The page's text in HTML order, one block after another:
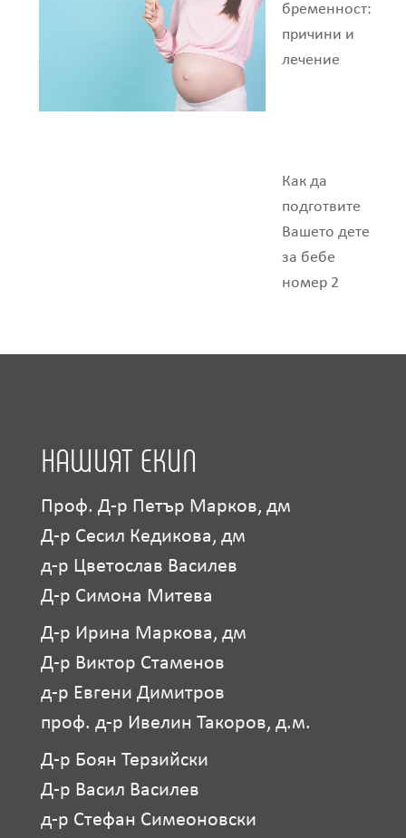
бременност:
причини и
лечение
Как да
подготвите
Вашето дете
за бебе
номер 2
НАШИЯТ ЕКИП
Проф. Д-р Петър Марков, дм
Д-р Сесил Кедикова, дм
д-р Цветослав Василев
Д-р Симона Митева
Д-р Ирина Маркова, дм
Д-р Виктор Стаменов
д-р Евгени Димитров
проф. д-р Ивелин Такоров, д.м.
Д-р Боян Терзийски
Д-р Васил Василев
д-р Стефан Симеоновски